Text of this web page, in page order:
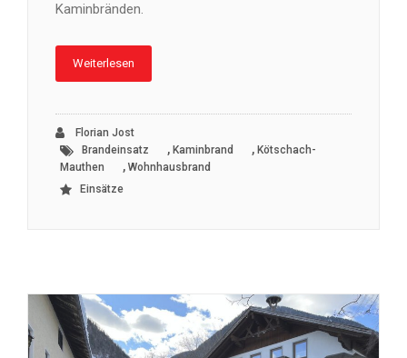
Kaminbränden.
Weiterlesen
Florian Jost
Brandeinsatz
, Kaminbrand , Kötschach-
Mauthen
, Wohnhausbrand
Einsätze